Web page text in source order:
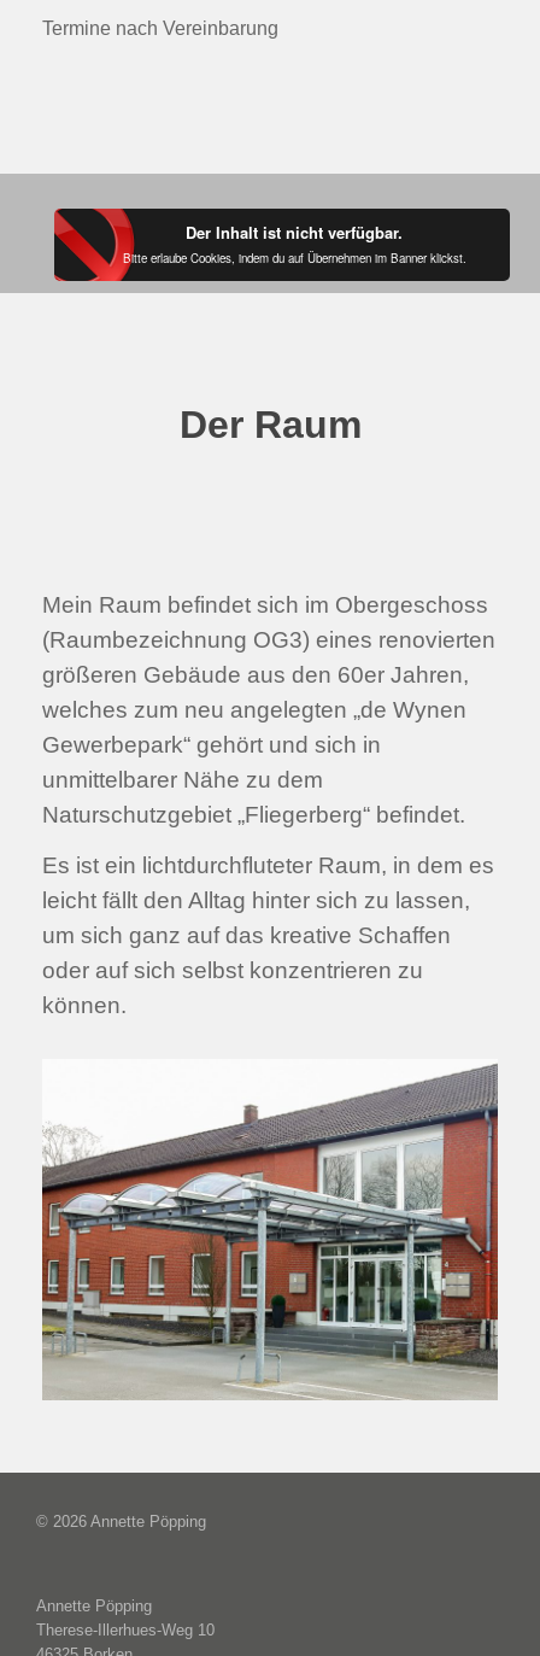
Termine nach Vereinbarung
Der Inhalt ist nicht verfügbar.
Bitte erlaube Cookies, indem du auf Übernehmen im Banner klickst.
Der Raum
Mein Raum befindet sich im Obergeschoss
(Raumbezeichnung OG3) eines renovierten
größeren Gebäude aus den 60er Jahren,
welches zum neu angelegten „de Wynen
Gewerbepark“ gehört und sich in
unmittelbarer Nähe zu dem
Naturschutzgebiet „Fliegerberg“ befindet.
Es ist ein lichtdurchfluteter Raum, in dem es
leicht fällt den Alltag hinter sich zu lassen,
um sich ganz auf das kreative Schaffen
oder auf sich selbst konzentrieren zu
können.
© 2026 Annette Pöpping
Annette Pöpping
Therese-Illerhues-Weg 10